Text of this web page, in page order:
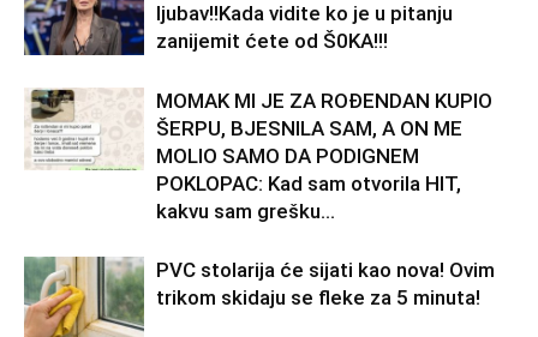
ljubav!!Kada vidite ko je u pitanju
zanijemit ćete od Š0KA!!!
MOMAK MI JE ZA ROĐENDAN KUPIO
ŠERPU, BJESNILA SAM, A ON ME
MOLIO SAMO DA PODIGNEM
POKLOPAC: Kad sam otvorila HIT,
kakvu sam grešku...
PVC stolarija će sijati kao nova! Ovim
trikom skidaju se fleke za 5 minuta!